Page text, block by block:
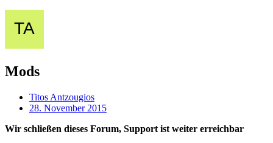
Mods
Titos Antzougios
28. November 2015
Wir schließen dieses Forum, Support ist weiter erreichbar